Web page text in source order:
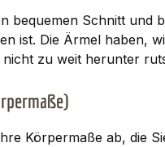
bequemen Schnitt und
ist. Die Ärmel haben,
nicht zu weit herunter
Körpermaße ab, die